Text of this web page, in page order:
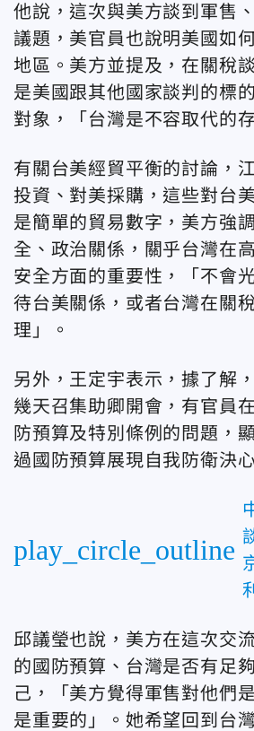
他說，這次與美方談到軍售
議題，美官員也說明美國如
地區。美方並提及，在關稅
是美國跟其他國家談判的標
對象，「台灣是不容取代的
有關台美經貿平衡的討論，
投資、對美採購，這些對台
是簡單的貿易數字，美方強
全、政治關係，關乎台灣在
安全方面的重要性，「不會
待台美關係，或者台灣在關
理」。
另外，王定宇表示，據了解
幾天召集助卿開會，有官員
防預算及特別條例的問題，
過國防預算展現自我防衛決
play_circle_outline
邱議瑩也說，美方在這次交
的國防預算、台灣是否有足
己，「美方覺得軍售對他們
是重要的」。她希望回到台